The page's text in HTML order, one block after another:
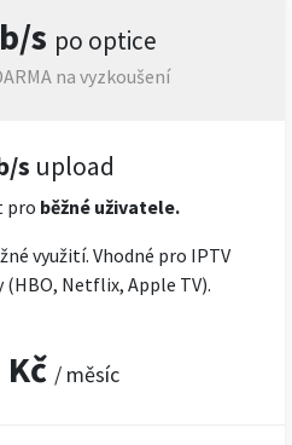
s po optice
na vyzkoušení
s upload
pro běžné uživatele.
využití. Vhodné pro IPTV
Netflix, Apple TV).
Kč / měsíc